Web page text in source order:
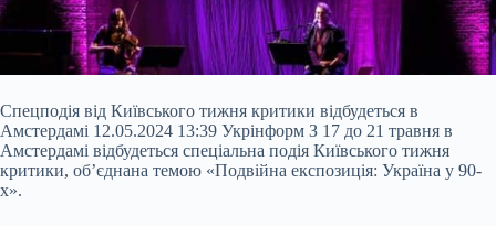
Спецподія від Київського тижня критики відбудеться в
Амстердамі 12.05.2024 13:39 Укрінформ З 17 до 21 травня в
Амстердамі відбудеться спеціальна подія Київського тижня
критики, об’єднана темою «Подвійна експозиція: Україна у 90-
х».